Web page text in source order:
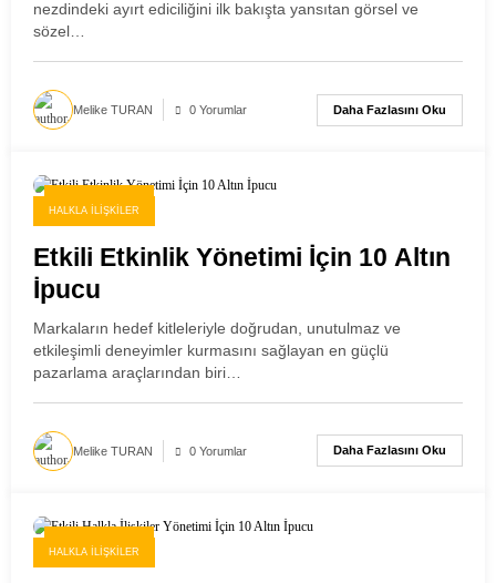
nezdindeki ayırt ediciliğini ilk bakışta yansıtan görsel ve
sözel…
Melike TURAN 0 Yorumlar Daha Fazlasını Oku
23 Kasım 2025
HALKLA İLIŞKILER
Etkili Etkinlik Yönetimi İçin 10 Altın
İpucu
Markaların hedef kitleleriyle doğrudan, unutulmaz ve
etkileşimli deneyimler kurmasını sağlayan en güçlü
pazarlama araçlarından biri…
Melike TURAN 0 Yorumlar Daha Fazlasını Oku
22 Kasım 2025
HALKLA İLIŞKILER